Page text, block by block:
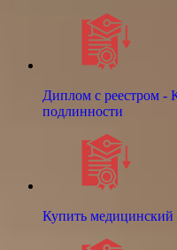
Диплом с реестром -
подлинности
Купить